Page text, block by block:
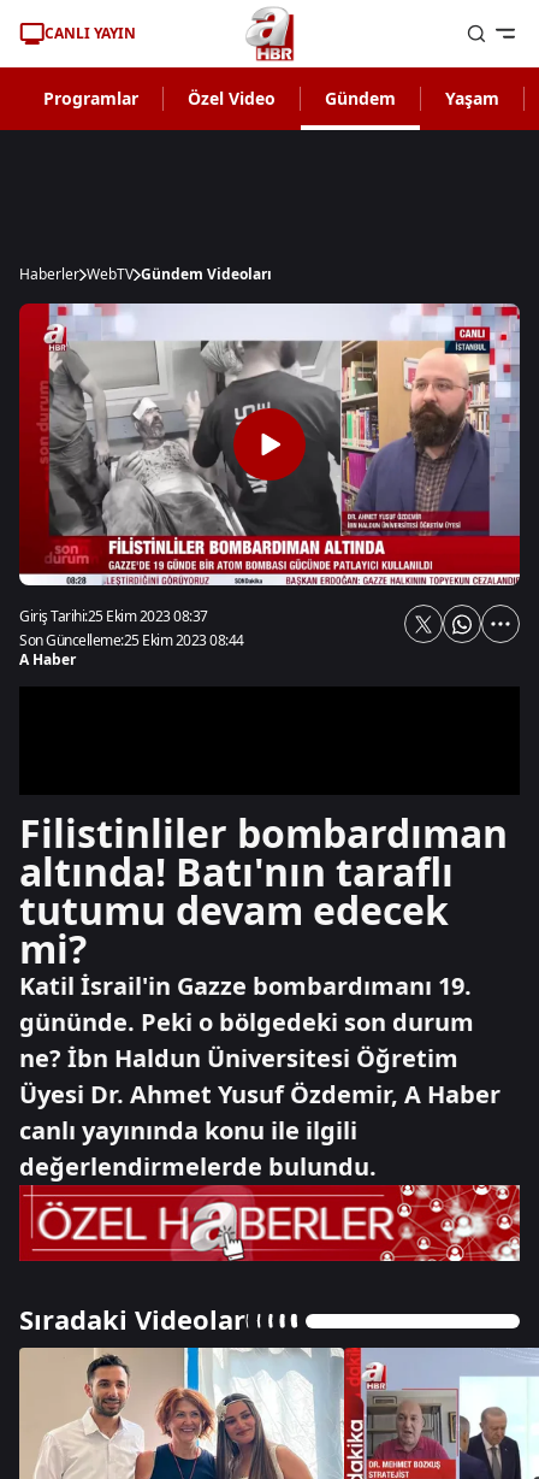
CANLI YAYIN
Programlar Özel Video Gündem Yaşam
Haberler WebTV Gündem Videoları
Giriş Tarihi:25 Ekim 2023 08:37
Son Güncelleme:25 Ekim 2023 08:44
A Haber
Filistinliler bombardıman
altında! Batı'nın taraflı
tutumu devam edecek
mi?
Katil İsrail'in Gazze bombardımanı 19.
gününde. Peki o bölgedeki son durum
ne? İbn Haldun Üniversitesi Öğretim
Üyesi Dr. Ahmet Yusuf Özdemir, A Haber
canlı yayınında konu ile ilgili
değerlendirmelerde bulundu.
Sıradaki Videolar